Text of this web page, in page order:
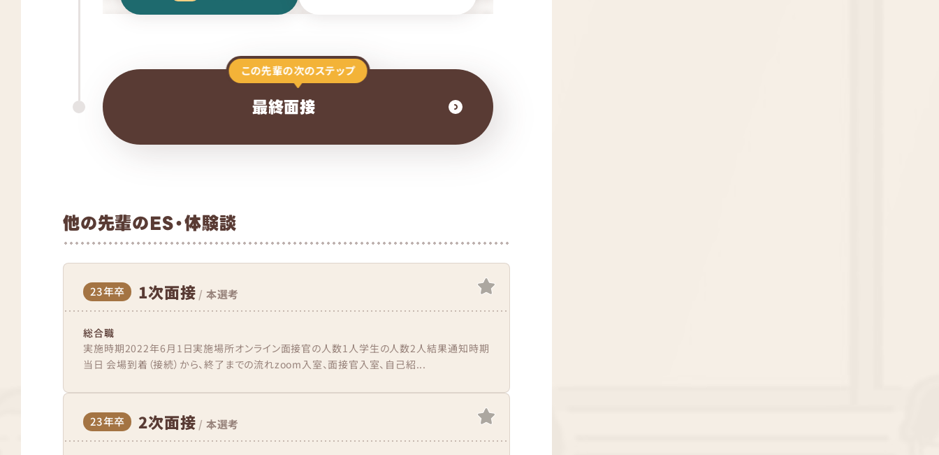
この先輩の次のステップ
最終面接
他の先輩のES・体験談
23年卒 1次面接 / 本選考
総合職
実施時期2022年6月1日実施場所オンライン面接官の人数1人学生の人数2人結果通知時期
当日 会場到着（接続）から、終了までの流れzoom入室、面接官入室、自己紹...
23年卒 2次面接 / 本選考